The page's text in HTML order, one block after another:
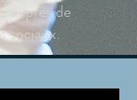
auprès de
sociaux.